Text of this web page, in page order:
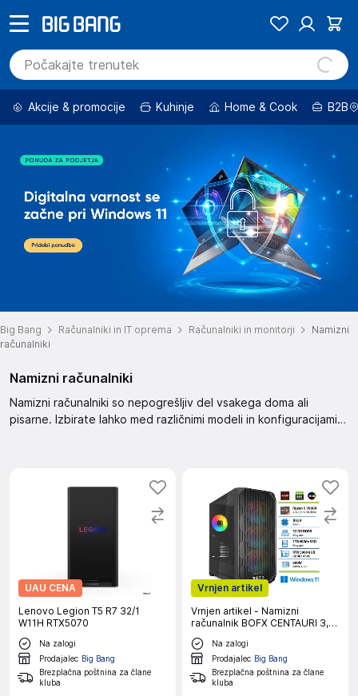
Akcije & promocije Kuhinje Home & Cook B2B
Big Bang Računalniki in IT oprema Računalniki in monitorji
Namizni
računalniki
Namizni računalniki
Namizni računalniki so nepogrešljiv del vsakega doma ali
pisarne. Izbirate lahko med različnimi modeli in konfiguracijami,
UAU CENA
Lenovo Legion T5 R7 32/1
W11H RTX5070
Na zalogi
Prodajalec Big Bang
Brezplačna poštnina za člane
kluba
Vrnjen artikel
Vrnjen artikel - Namizni
računalnik BOFX CENTAURI 3,
Ryzen 5 7600x, 32 GB RAM, 1
TB SSD, RTX 5060,
W11H|Gaming
Na zalogi
Prodajalec Big Bang
Brezplačna poštnina za člane
kluba